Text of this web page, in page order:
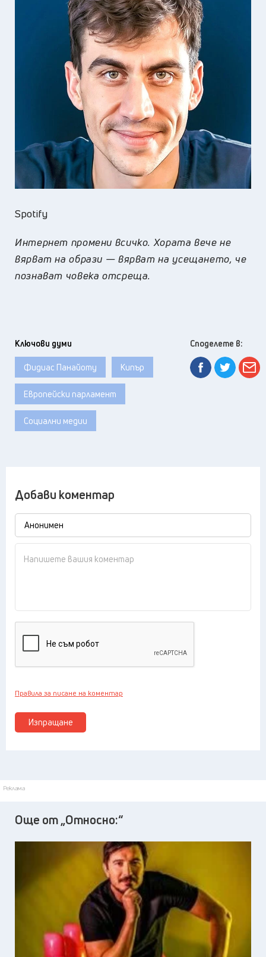
Spotify
Интернет промени всичко. Хората вече не
вярват на образи — вярват на усещането, че
познават човека отсреща.
Ключови думи
Фидиас Панайоту Кипър
Европейски парламент
Социални медии
Споделете в:
Добави коментар
Изпращане
Правила за писане на коментар
Реклама
Още от „Относно:“